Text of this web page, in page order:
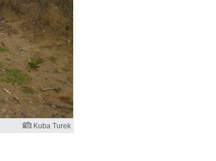
Kuba Turek